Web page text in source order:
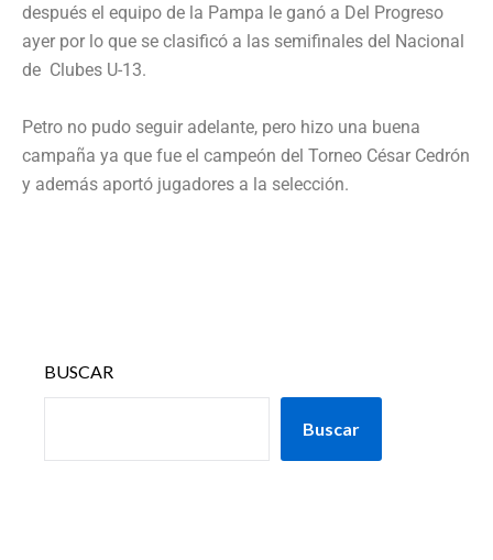
después el equipo de la Pampa le ganó a Del Progreso
ayer por lo que se clasificó a las semifinales del Nacional
de Clubes U-13.
Petro no pudo seguir adelante, pero hizo una buena
campaña ya que fue el campeón del Torneo César Cedrón
y además aportó jugadores a la selección.
BUSCAR
Buscar